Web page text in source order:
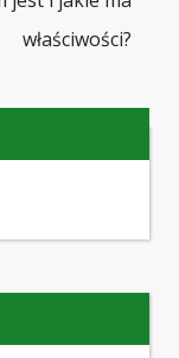
właściwości?